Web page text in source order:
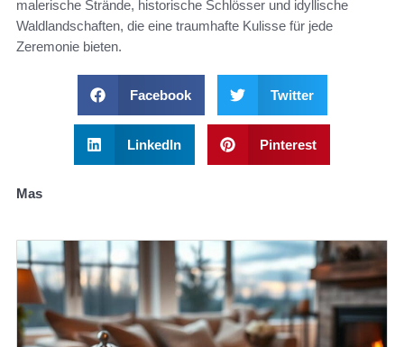
malerische Strände, historische Schlösser und idyllische
Waldlandschaften, die eine traumhafte Kulisse für jede
Zeremonie bieten.
Facebook Twitter
LinkedIn Pinterest
Mas